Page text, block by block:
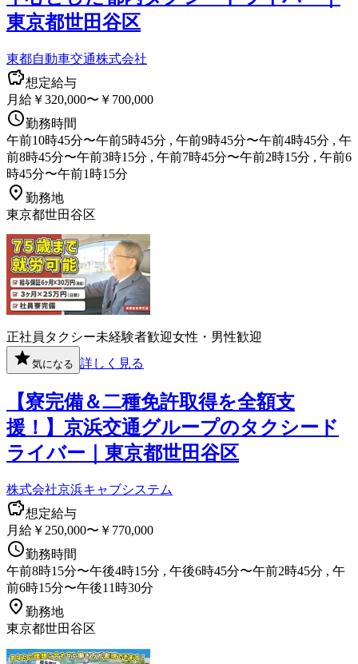
東京都世田谷区
東都自動車交通株式会社
想定給与
月給￥320,000〜￥700,000
勤務時間
午前10時45分〜午前5時45分 , 午前9時45分〜午前4時45分 , 午
前8時45分〜午前3時15分 , 午前7時45分〜午前2時15分 , 午前6
時45分〜午前1時15分
勤務地
東京都世田谷区
正社員 タクシー未経験者歓迎女性・男性歓迎
気になる 詳しく見る
【寮完備＆二種免許取得を全額支
援！】京浜交通グループのタクシード
ライバー｜東京都世田谷区
株式会社京浜キャブシステム
想定給与
月給￥250,000〜￥770,000
勤務時間
午前8時15分〜午後4時15分 , 午後6時45分〜午前2時45分 , 午
前6時15分〜午後11時30分
勤務地
東京都世田谷区